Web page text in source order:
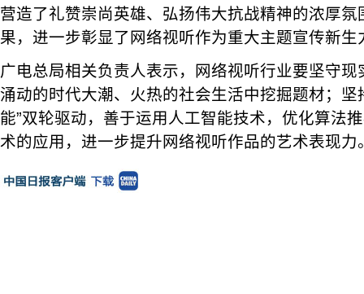
营造了礼赞崇尚英雄、弘扬伟大抗战精神的浓厚
果，进一步彰显了网络视听作为重大主题宣传新生
广电总局相关负责人表示，网络视听行业要坚守
涌动的时代大潮、火热的社会生活中挖掘题材；坚
能”双轮驱动，善于运用人工智能技术，优化算法
术的应用，进一步提升网络视听作品的艺术表现力